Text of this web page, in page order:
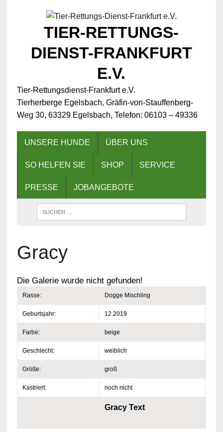
TIER-RETTUNGS-
DIENST-FRANKFURT
E.V.
Tier-Rettungsdienst-Frankfurt e.V.
Tierherberge Egelsbach, Gräfin-von-Stauffenberg-
Weg 30, 63329 Egelsbach, Telefon: 06103 – 49336
UNSERE HUNDE ÜBER UNS
SO HELFEN SIE SHOP SERVICE
PRESSE JOBANGEBOTE
Gracy
Die Galerie wurde nicht gefunden!
Rasse: Dogge Mischling
Geburtsjahr: 12.2019
Farbe: beige
Geschlecht: weiblich
Größe: groß
Kastriert: noch nicht
Gracy Text